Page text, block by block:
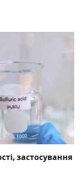
застосування